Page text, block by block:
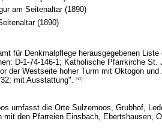
am Seitenaltar (1890)
(1890)
für Denkmalpflege herausgegebenen
D-1-74-146-1; Katholische Pfarrkirche
der Westseite hoher Turm mit Oktogon
mit Ausstattung". 60)
umfasst die Orte Sulzemoos, Grubhof,
den Pfarreien Einsbach, Ebertshausen,